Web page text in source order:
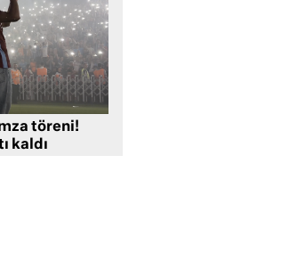
töreni!
kaldı